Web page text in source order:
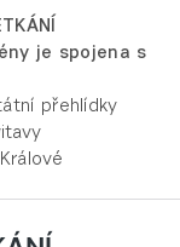
je spojena s
přehlídky